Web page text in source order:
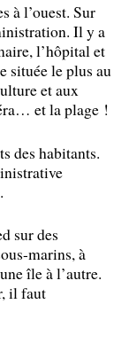
à l’ouest. Sur
Il y a
l’hôpital et
située le plus au
et aux
et la plage !
des habitants.
sur des
marins, à
île à l’autre.
il faut